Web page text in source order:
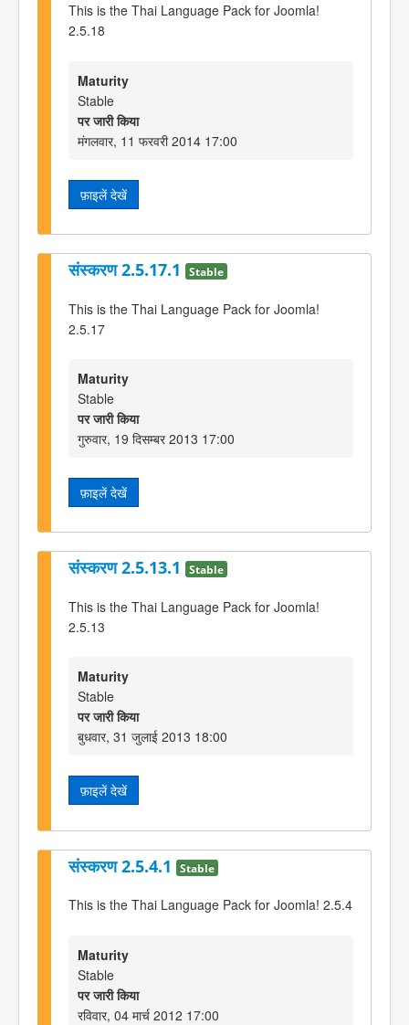
This is the Thai Language Pack for Joomla!
2.5.18
Maturity
Stable
पर जारी किया
मंगलवार, 11 फरवरी 2014 17:00
फ़ाइलें देखें
संस्करण 2.5.17.1 Stable
This is the Thai Language Pack for Joomla!
2.5.17
Maturity
Stable
पर जारी किया
गुरुवार, 19 दिसम्बर 2013 17:00
फ़ाइलें देखें
संस्करण 2.5.13.1 Stable
This is the Thai Language Pack for Joomla!
2.5.13
Maturity
Stable
पर जारी किया
बुधवार, 31 जुलाई 2013 18:00
फ़ाइलें देखें
संस्करण 2.5.4.1 Stable
This is the Thai Language Pack for Joomla! 2.5.4
Maturity
Stable
पर जारी किया
रविवार, 04 मार्च 2012 17:00